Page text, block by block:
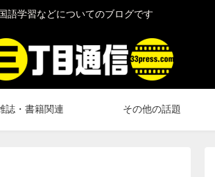
語学習などについてのブログです
誌・書籍関連 その他の話題